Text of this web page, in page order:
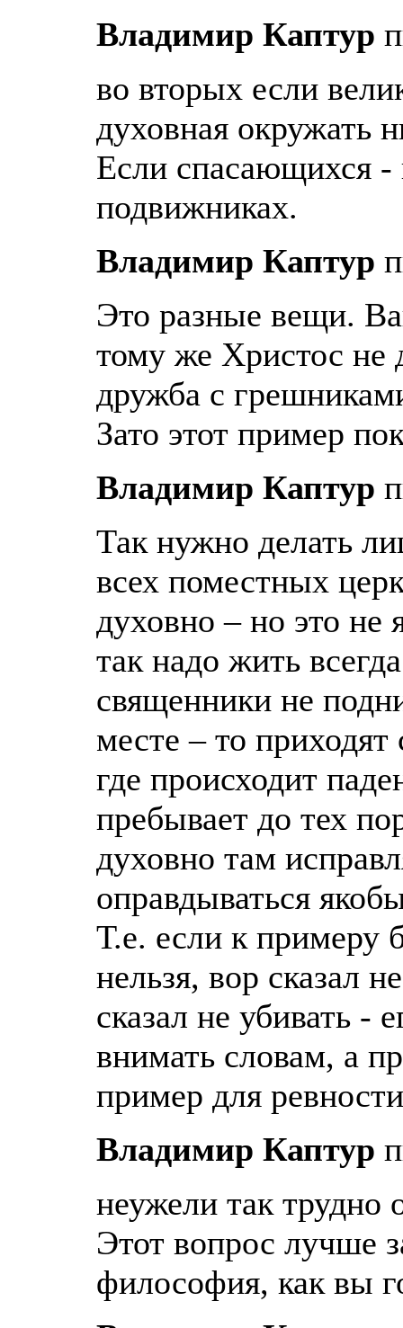
Владимир Каптур
во вторых если
духовная окружать
Если спасающихся -
подвижниках.
Владимир Каптур
Это разные вещи.
тому же Христос не
дружба с
Зато этот пример
Владимир Каптур
Так нужно делать
всех поместных
духовно – но это
так надо жить
священники не
месте – то
где происходит
пребывает до тех
духовно там
оправдываться
Т.е. если к примеру
нельзя, вор сказал
сказал не убивать -
внимать словам, а
пример для
Владимир Каптур
неужели так трудно
Этот вопрос лучше
философия, как вы